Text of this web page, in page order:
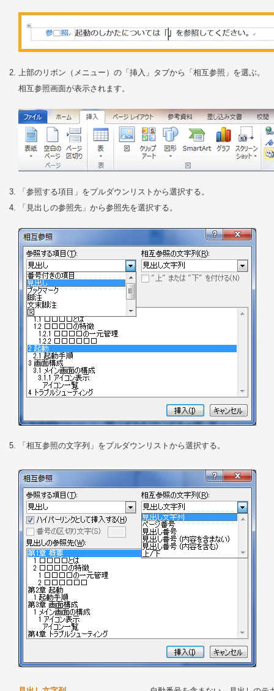
上部のリボン（メニュー）の「挿入」タブから「相互参照」を選ぶ。
相互参照画面が表示されます。
「参照する項目」をプルダウンリストから選択する。
「見出しの参照先」から参照先を選択する。
「相互参照の文字列」をプルダウンリストから選択する。